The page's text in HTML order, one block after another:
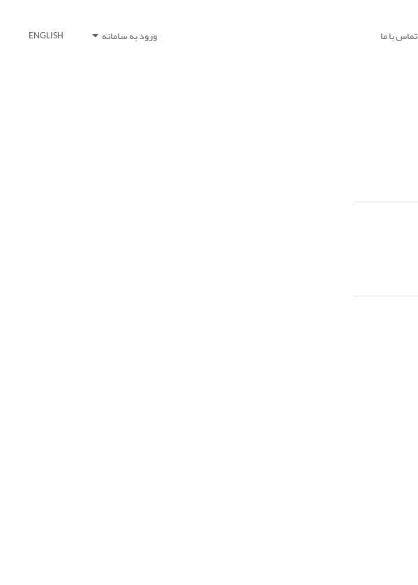
تماس با ما ورود به سامانه ENGLISH